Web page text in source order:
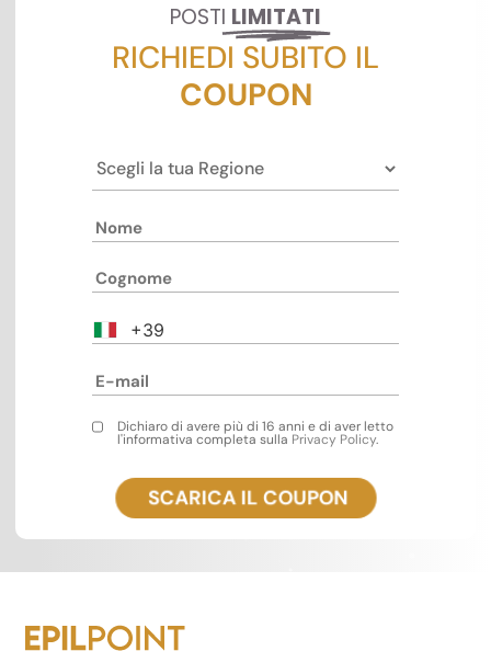
POSTI LIMITATI
RICHIEDI SUBITO IL
COUPON
+39
Dichiaro di avere più di 16 anni e di aver letto
l'informativa completa sulla Privacy Policy.